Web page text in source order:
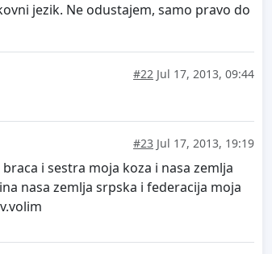
jezik. Ne odustajem, samo pravo do
#22 Jul 17, 2013, 09:44
#23 Jul 17, 2013, 19:19
i sestra moja koza i nasa zemlja
nasa zemlja srpska i federacija moja